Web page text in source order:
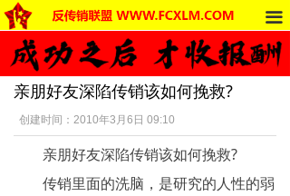
끀
首页
法律法规
反传销动态
受害者讲述
反传销杂谈
亲朋好友深陷传销该如何挽救?
创建时间： 2010年3月6日 09:10
亲朋好友深陷传销该如何挽救?
传销里面的洗脑，是研究的人性的弱